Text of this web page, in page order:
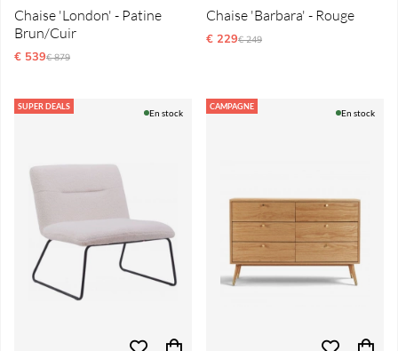
Chaise 'London' - Patine
Brun/Cuir
€ 539Prix régulier:
€ 879
Chaise 'Barbara' - Rouge
€ 229Prix régulier:
€ 249
SUPER DEALS
En stock
CAMPAGNE
En stock